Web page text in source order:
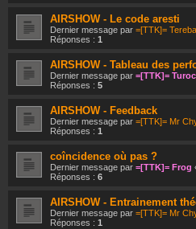
AIRSHOW - Le code aresti
Dernier message par =[TTK]=
Réponses : 1
AIRSHOW - Tableau des
Dernier message par =[TTK]=
Réponses : 5
AIRSHOW - Feedback
Dernier message par =[TTK]= Mr
Réponses : 1
coîncidence où pas ?
Dernier message par =[TTK]= Frog
Réponses : 6
AIRSHOW - Entrainement
Dernier message par =[TTK]= Mr
Réponses : 1